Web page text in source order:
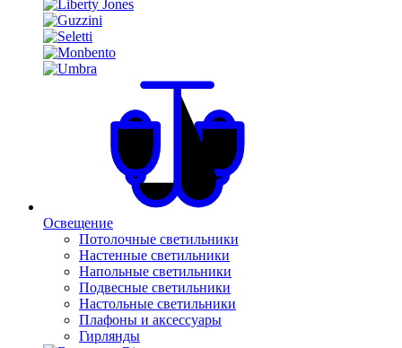
Освещение
Потолочные светильники
Настенные светильники
Напольные светильники
Подвесные светильники
Настольные светильники
Плафоны и аксессуары
Гирлянды